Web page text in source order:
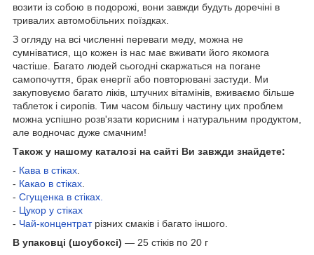
возити із собою в подорожі, вони завжди будуть доречіні в
тривалих автомобільних поїздках.
З огляду на всі численні переваги меду, можна не
сумніватися, що кожен із нас має вживати його якомога
частіше. Багато людей сьогодні скаржаться на погане
самопочуття, брак енергії або повторювані застуди. Ми
закуповуємо багато ліків, штучних вітамінів, вживаємо більше
таблеток і сиропів. Тим часом більшу частину цих проблем
можна успішно розв'язати корисним і натуральним продуктом,
але водночас дуже смачним!
Також у нашому каталозі на сайті Ви завжди знайдете:
- Кава в стіках
- Какао в стіках
- Сгущенка в стіках.
- Цукор у стіках
- Чай-концентратрізних смаків і багато іншого.
В упаковці (шоубоксі) — 25 стіків по 20 г